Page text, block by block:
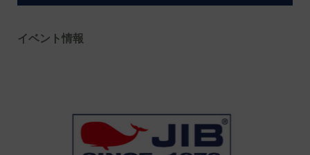
イベント情報